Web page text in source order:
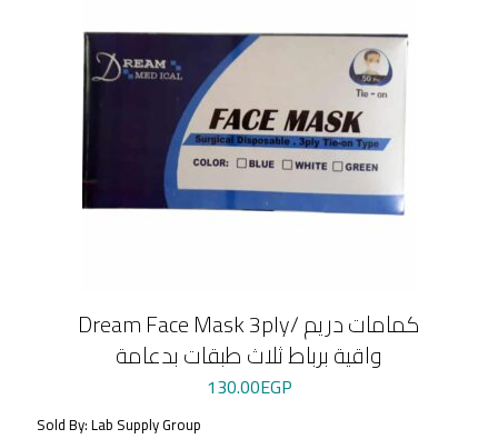
Dream Face Mask 3ply/ كمامات دريم
واقية برباط ثلاث طبقات بدعامة
130.00EGP
Sold By: Lab Supply Group